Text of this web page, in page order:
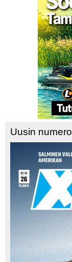
Uusin numero